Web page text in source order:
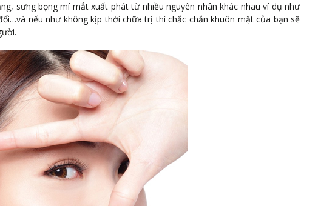
sưng bọng mí mắt xuất phát từ nhiều nguyên nhân khác nhau ví dụ như
nếu như không kịp thời chữa trị thì chắc chắn khuôn mặt của bạn sẽ